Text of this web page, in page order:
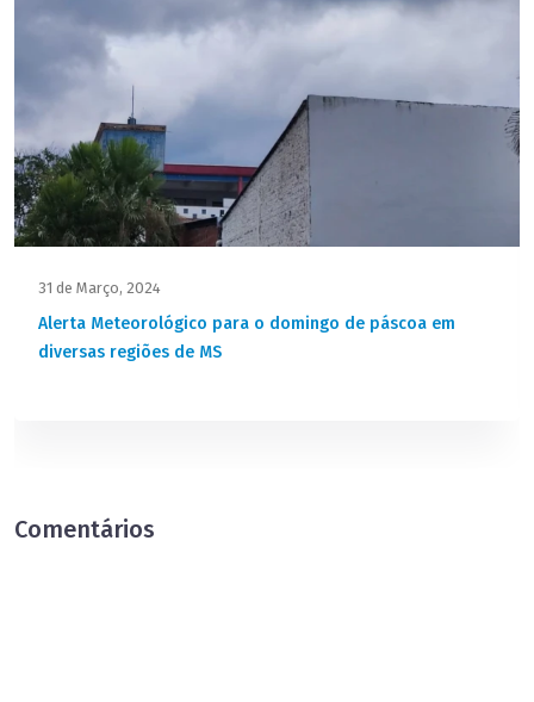
31 de Março, 2024
Alerta Meteorológico para o domingo de páscoa em
diversas regiões de MS
Comentários